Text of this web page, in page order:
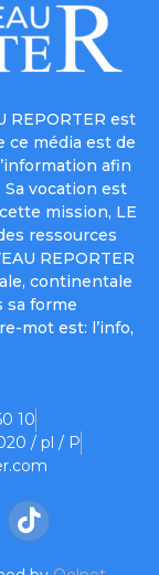
REPORTER est
ce média est de
afin
vocation est
mission, LE
ressources
REPORTER
continentale
sa forme
mot est: l’info,
10
/ pl / P
TikTok